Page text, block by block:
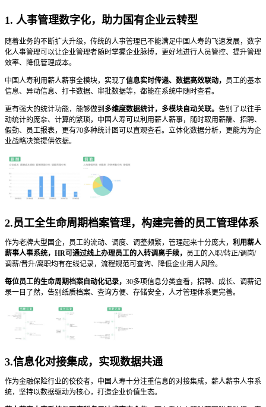
1. 人事管理数字化，助力国有企业云转型
随着业务的不断扩大升级，传统的人事管理已不能满足中国人寿的飞速发展，数字
化人事管理可以让企业管理者随时掌握企业脉搏，更好地进行人员管控、提升管理
效率、降低管理成本。
中国人寿利用薪人薪事全模块，实现了信息实时传递、数据高效联动， 员工的基本
信息、异动信息、打卡数据、审批数据等，都能在系统中随时查看。
更有强大的统计功能，能够做到 多维度数据统计，多模块自动关联。 告别了以往手
动统计的庞杂、计算的繁琐，中国人寿可以利用薪人薪事，随时取用薪酬、招聘、
假勤、员工报表，更有70多种统计图可以直观查看。立体化数据分析，更能为为企
业战略决策提供依据。
2.员工全生命周期档案管理，构建完善的员工管理体系
作为老牌大型国企，员工的流动、调度、调整频繁，管理起来十分庞大， 利用薪人
薪事人事系统，HR可通过线上办理员工的入转调离手续， 员工的入职/转正/调岗/
调薪/晋升/离职均有在线记录，流程规范可查询、降低企业用人风险。
每位员工的生命周期档案自动化记录， 30多项信息分类查看，招聘、成长、调薪记
录一目了然，告别纸质档案、查询方便、存储安全，人才管理体系更完善。
3.信息化对接集成，实现数据共通
作为金融保险行业的佼佼者，中国人寿十分注重信息的对接集成，薪人薪事人事系
统，坚持以数据驱动为核心，打造企业价值生态。